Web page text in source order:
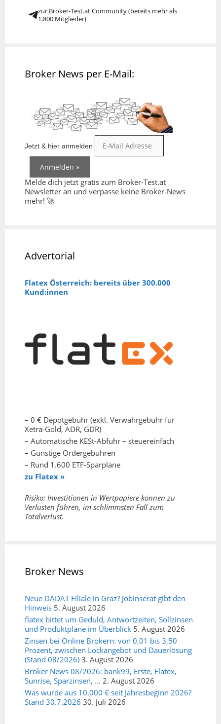
zur Broker-Test.at Community (bereits mehr als
1.800 Mitglieder)
Broker News per E-Mail:
Jetzt & hier anmelden
Melde dich jetzt gratis zum Broker-Test.at
Newsletter an und verpasse keine Broker-News
mehr! 🚀
Advertorial
Flatex Österreich: bereits über 300.000
Kund:innen
– 0 € Depotgebühr (exkl. Verwahrgebühr für
Xetra-Gold, ADR, GDR)
– Automatische KESt-Abfuhr – steuereinfach
– Günstige Ordergebühren
– Rund 1.600 ETF-Sparpläne
zu Flatex »
Risiko: Investitionen in Wertpapiere können zu
Verlusten führen, im schlimmsten Fall zum
Totalverlust.
Broker News
Neue DADAT Filiale in Graz? Jobinserat gibt den
Hinweis 5. August 2026
flatex bittet um Geduld, Antwortzeiten, Sollzinsen
und Produktpläne im Überblick 5. August 2026
Zinsen bei Online Brokern: von 0,01 bis 3,50
Prozent, zwischen Lockangebot und Dauerlösung
(Stand 08/2026) 3. August 2026
Broker News 08/2026: bank99, Erste, Flatex,
Sunrise, Sparzinsen, … 2. August 2026
Was wurde aus 10.000 € seit Jahresbeginn 2026?
Stand 30.7.2026 30. Juli 2026